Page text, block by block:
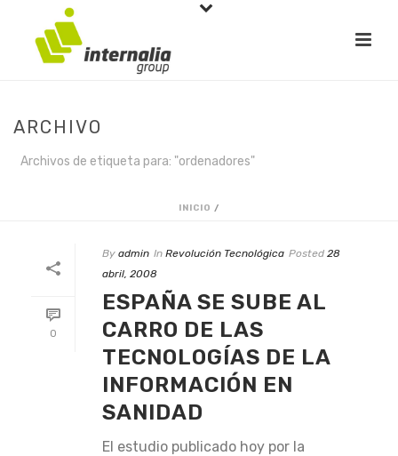
ARCHIVO
Archivos de etiqueta para: "ordenadores"
INICIO /
0
By admin In Revolución Tecnológica Posted 28
abril, 2008
ESPAÑA SE SUBE AL
CARRO DE LAS
TECNOLOGÍAS DE LA
INFORMACIÓN EN
SANIDAD
El estudio publicado hoy por la